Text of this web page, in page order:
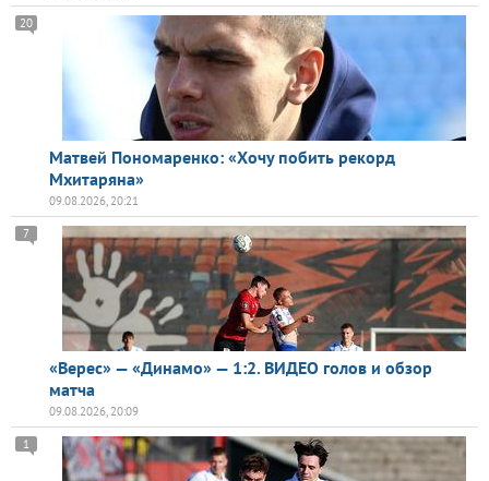
Матвей Пономаренко: «Хочу побить рекорд
Мхитаряна»
20
09.08.2026, 20:21
«Верес» — «Динамо» — 1:2. ВИДЕО голов и обзор
матча
7
09.08.2026, 20:09
1